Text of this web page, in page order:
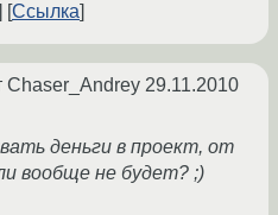
Ссылка
Chaser_Andrey 29.11.2010
деньги в проект, от
вообще не будет? ;)